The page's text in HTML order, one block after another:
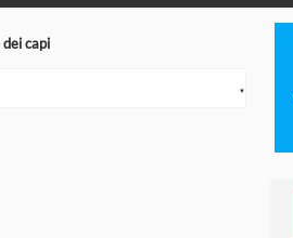
capi
▼